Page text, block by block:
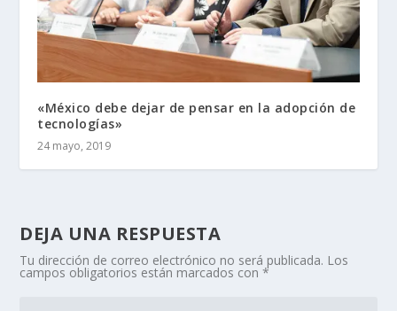
«México debe dejar de pensar en la adopción de
tecnologías»
24 mayo, 2019
DEJA UNA RESPUESTA
Tu dirección de correo electrónico no será publicada. Los
campos obligatorios están marcados con*